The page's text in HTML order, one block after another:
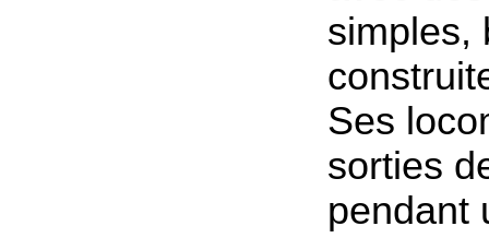
simples,
Ses
sorties
pendant